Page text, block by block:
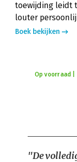
toewijding leidt
louter
Boek bekijken
Op voorraad |
"De